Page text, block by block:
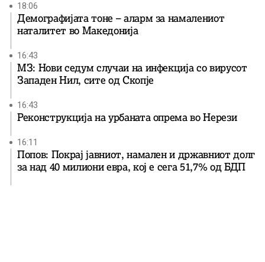
18:06
Демографијата тоне – аларм за намалениот
наталитет во Македонија
16:43
МЗ: Нови седум случаи на инфекција со вирусот
Западен Нил, сите од Скопје
16:43
Реконструкција на урбаната опрема во Нерези
16:11
Попов: Покрај јавниот, намален и државниот долг
за над 40 милиони евра, кој e сега 51,7% од БДП